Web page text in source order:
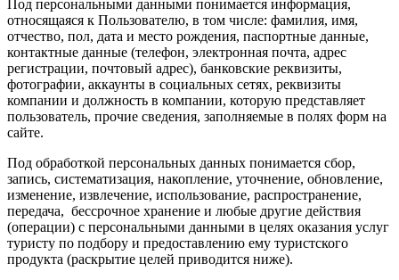
Под персональными данными понимается информация,
относящаяся к Пользователю, в том числе: фамилия, имя,
отчество, пол, дата и место рождения, паспортные данные,
контактные данные (телефон, электронная почта, адрес
регистрации, почтовый адрес), банковские реквизиты,
фотографии, аккаунты в социальных сетях, реквизиты
компании и должность в компании, которую представляет
пользователь, прочие сведения, заполняемые в полях форм на
сайте.
Под обработкой персональных данных понимается сбор,
запись, систематизация, накопление, уточнение, обновление,
изменение, извлечение, использование, распространение,
передача, бессрочное хранение и любые другие действия
(операции) с персональными данными в целях оказания услуг
туристу по подбору и предоставлению ему туристского
продукта (раскрытие целей приводится ниже).